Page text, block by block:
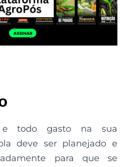
e todo gasto na sua
deve ser planejado e
para que se